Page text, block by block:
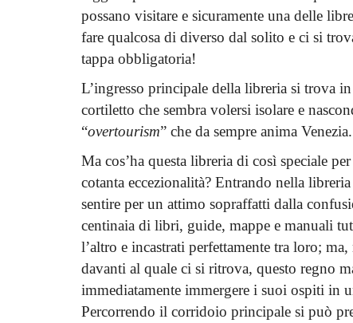
possano visitare e sicuramente una delle
fare qualcosa di diverso dal solito e ci si
tappa obbligatoria!
L’ingresso principale della libreria si trova
cortiletto che sembra volersi isolare e
“overtourism” che da sempre anima Venezia.
Ma cos’ha questa libreria di così speciale
cotanta eccezionalità? Entrando nella
sentire per un attimo sopraffatti dalla
centinaia di libri, guide, mappe e manuali
l’altro e incastrati perfettamente tra loro;
davanti al quale ci si ritrova, questo regno
immediatamente immergere i suoi ospiti in
Percorrendo il corridoio principale si può